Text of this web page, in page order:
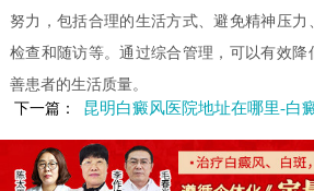
努力，包括合理的生活方式、避免精神压力
检查和随访等。通过综合管理，可以有效降
善患者的生活质量。
下一篇：
昆明白癜风医院地址在哪里-白癜风